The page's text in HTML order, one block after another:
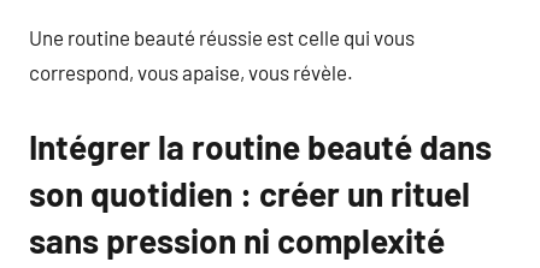
Une routine beauté réussie est celle qui vous
correspond, vous apaise, vous révèle.
Intégrer la routine beauté dans
son quotidien : créer un rituel
sans pression ni complexité